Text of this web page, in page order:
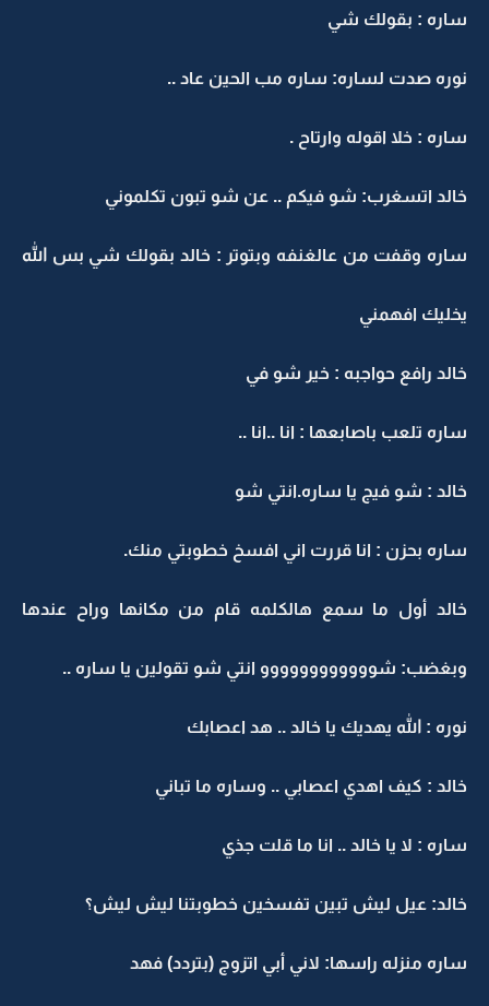
ساره : بقولك شي
نوره صدت لساره: ساره مب الحين عاد ..
ساره : خلا اقوله وارتاح .
خالد اتسغرب: شو فيكم .. عن شو تبون تكلموني
ساره وقفت من عالغنفه وبتوتر : خالد بقولك شي بس الله
يخليك افهمني
خالد رافع حواجبه : خير شو في
ساره تلعب باصابعها : انا ..انا ..
خالد : شو فيج يا ساره.انتي شو
ساره بحزن : انا قررت اني افسخ خطوبتي منك.
خالد أول ما سمع هالكلمه قام من مكانها وراح عندها
وبغضب: شوووووووووووو انتي شو تقولين يا ساره ..
نوره : الله يهديك يا خالد .. هد اعصابك
خالد : كيف اهدي اعصابي .. وساره ما تباني
ساره : لا يا خالد .. انا ما قلت جذي
خالد: عيل ليش تبين تفسخين خطوبتنا ليش ليش؟
ساره منزله راسها: لاني أبي اتزوج (بتردد) فهد